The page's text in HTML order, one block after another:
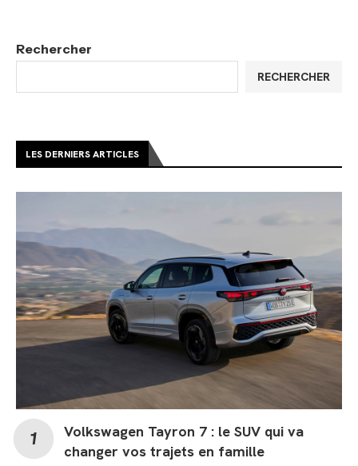
Rechercher
RECHERCHER
LES DERNIERS ARTICLES
Volkswagen Tayron 7 : le SUV qui va
changer vos trajets en famille